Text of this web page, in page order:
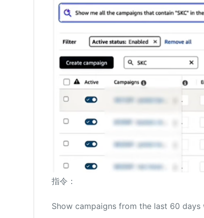
指令：
Show campaigns from the last 60 days